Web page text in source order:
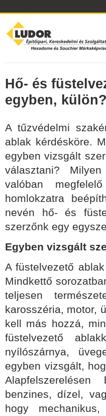
Hő- és
egyben,
A tűzvédelmi
ablak kérdésköre.
egyben vizsgált
választani?
valóban
homlokzatra
nevén hő- és
szerzőnk egy
Egyben vizsgált
A füstelvezető
Mindkettő
teljesen
karosszéria, motor,
kell más hozzá,
füstelvezető
nyílószárnya,
egyben vizsgált,
benzines, dízel,
hogy